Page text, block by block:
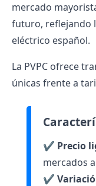
mercado
futuro, reflejando
eléctrico español.
La PVPC ofrece
únicas frente a
✔️ Precio
mercados
✔️